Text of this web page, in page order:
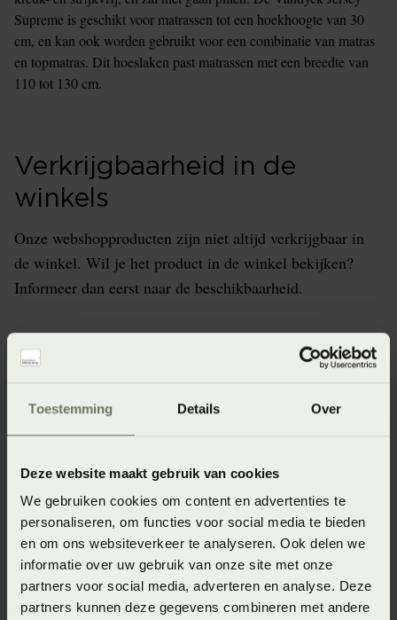
Toestemming Details Over
Deze website maakt gebruik van cookies
We gebruiken cookies om content en advertenties te
personaliseren, om functies voor social media te bieden
en om ons websiteverkeer te analyseren. Ook delen we
informatie over uw gebruik van onze site met onze
partners voor social media, adverteren en analyse. Deze
partners kunnen deze gegevens combineren met andere
Supreme is geschikt voor matrassen tot een hoekhoogte van 30
cm, en kan ook worden gebruikt voor een combinatie van matras
en topmatras. Dit hoeslaken past matrassen met een breedte van
110 tot 130 cm.
Verkrijgbaarheid in de
winkels
Onze webshopproducten zijn niet altijd verkrijgbaar in
de winkel. Wil je het product in de winkel bekijken?
Informeer dan eerst naar de beschikbaarheid.
Artikelnummer
8718471246644
Wasinstructie
Wasvoorschrift: wassen op 40°C of 60°C
Afmeting
2-persoons 110-130 x 200-220 (110-130 x 200-220 cm)